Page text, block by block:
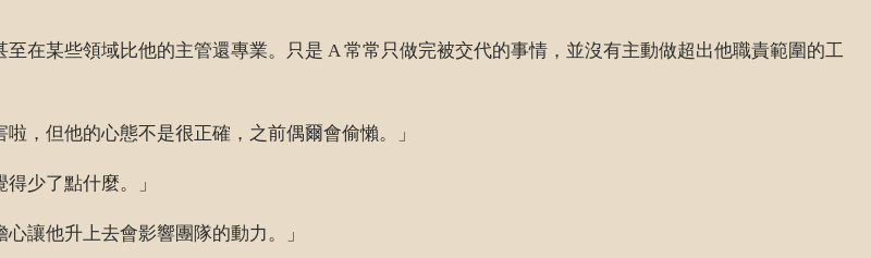
在某些領域比他的主管還專業。只是 A 常常只做完被交代的事情，並沒有主動做超出他職責範圍的工
，但他的心態不是很正確，之前偶爾會偷懶。」
少了點什麼。」
讓他升上去會影響團隊的動力。」